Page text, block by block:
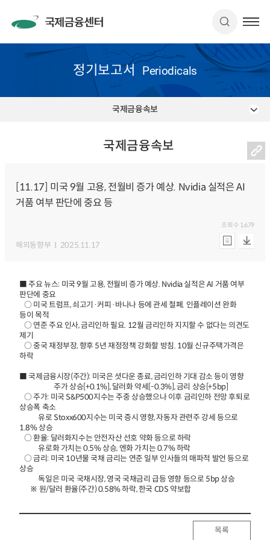
정기보고서 Periodicals
국제금융속보
국제금융속보
[11.17] 미국 9월 고용, 전월비 증가 예상. Nvidia 실적은 AI
거품 여부 판단에 중요 등
해외동향부 2025.11.17
조회수 1,679
■ 주요 뉴스: 미국 9월 고용, 전월비 증가 예상. Nvidia 실적은 AI 거품 여부
판단에 중요
○ 미국 트럼프, 쇠고기·커피·바나나 등에 관세 철폐. 인플레이션 완화
등이 목적
○ 연준 주요 인사, 금리인하 필요. 12월 금리인하 지지할 수 없다는 의견도
제기
○ 중국 재정부장, 향후 5년 재정정책 강화할 방침. 10월 신규주택가격은
하락
■ 국제금융시장(주간): 미국은 셧다운 종료, 금리인하 기대 감소 등이 영향
주가 상승[+0.1%], 달러화 약세[-0.3%], 금리 상승[+5bp]
○ 주가: 미국 S&P500지수는 주중 상승했으나 이후 금리인하 전망 후퇴로
상승폭 축소
유로 Stoxx600지수는 미국 증시 영향, 자동자 관련주 강세 등으로
1.8% 상승
○ 환율: 달러화지수는 안전자산 선호 약화 등으로 하락
유로화 가치는 0.5% 상승, 엔화 가치는 0.7% 하락
○ 금리: 미국 10년물 국채 금리는 연준 일부 인사들의 매파적 발언 등으로
상승
독일은 미국 국채시장, 영국 국채금리 급등 영향 등으로 5bp 상승
※ 원/달러 환율(주간) 0.58% 하락, 한국 CDS 약보합
목록